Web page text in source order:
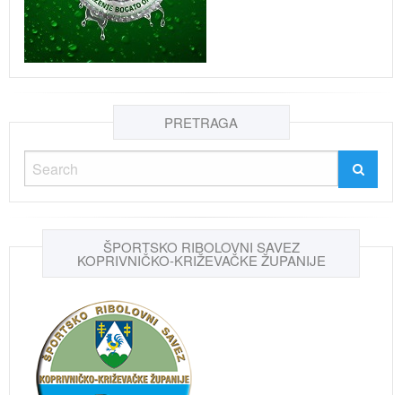
PRETRAGA
ŠPORTSKO RIBOLOVNI SAVEZ
KOPRIVNIČKO-KRIŽEVAČKE ŽUPANIJE